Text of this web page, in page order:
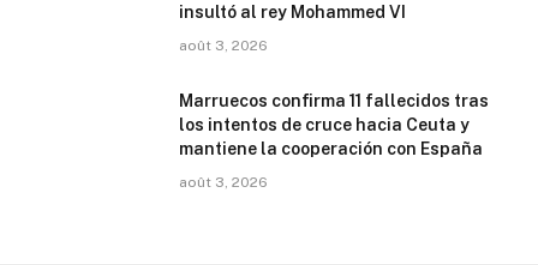
insultó al rey Mohammed VI
août 3, 2026
Marruecos confirma 11 fallecidos tras
los intentos de cruce hacia Ceuta y
mantiene la cooperación con España
août 3, 2026